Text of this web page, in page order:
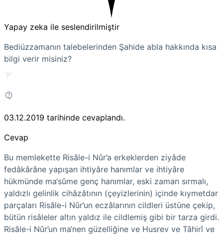
Yapay zeka ile seslendirilmiştir
Bediüzzamanın talebelerinden Şahide abla hakkında kısa
bilgi verir misiniz?
03.12.2019 tarihinde cevaplandı.
Cevap
Bu memlekette Risâle-i Nûr’a erkeklerden ziyâde
fedâkârâne yapışan ihtiyâre hanımlar ve ihtiyâre
hükmünde ma‘sûme genç hanımlar, eski zaman sırmalı,
yaldızlı gelinlik cihâzâtının (çeyizlerinin) içinde kıymetdar
parçaları Risâle-i Nûr’un eczâlarının cildleri üstüne çekip,
bütün risâleler altın yaldız ile cildlemiş gibi bir tarza girdi.
Risâle-i Nûr’un ma‘nen güzelliğine ve Husrev ve Tâhirî ve